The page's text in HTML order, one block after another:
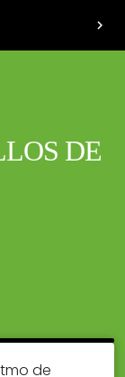
chevron_right
DE
de